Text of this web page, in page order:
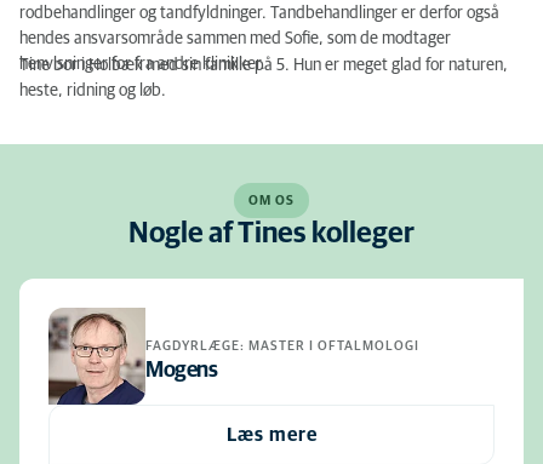
rodbehandlinger og tandfyldninger. Tandbehandlinger er derfor også
hendes ansvarsområde sammen med Sofie, som de modtager
henvisninger for fra andre klinikker.
Tine bor i Holbæk med sin familie på 5. Hun er meget glad for naturen,
heste, ridning og løb.
OM OS
Nogle af Tines kolleger
FAGDYRLÆGE: MASTER I OFTALMOLOGI
Mogens
Læs mere